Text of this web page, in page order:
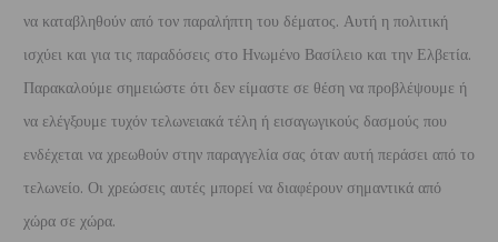
να καταβληθούν από τον παραλήπτη του δέματος. Αυτή η πολιτική
ισχύει και για τις παραδόσεις στο Ηνωμένο Βασίλειο και την Ελβετία.
Παρακαλούμε σημειώστε ότι δεν είμαστε σε θέση να προβλέψουμε ή
να ελέγξουμε τυχόν τελωνειακά τέλη ή εισαγωγικούς δασμούς που
ενδέχεται να χρεωθούν στην παραγγελία σας όταν αυτή περάσει από το
τελωνείο. Οι χρεώσεις αυτές μπορεί να διαφέρουν σημαντικά από
χώρα σε χώρα.